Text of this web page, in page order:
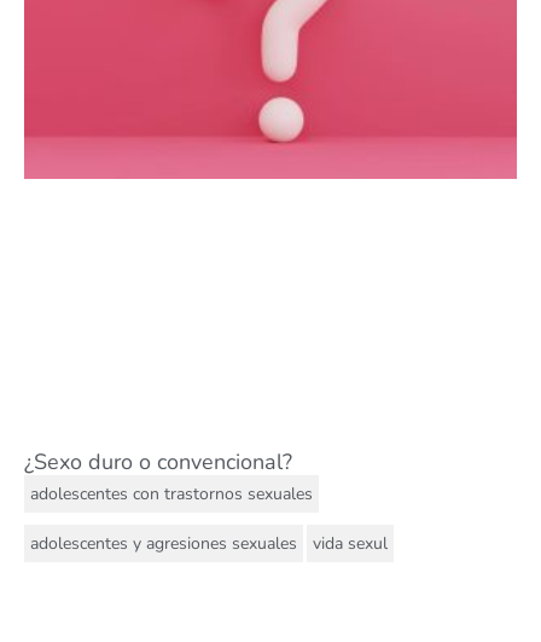
¿Sexo duro o convencional?
adolescentes con trastornos sexuales
adolescentes y agresiones sexuales vida sexul